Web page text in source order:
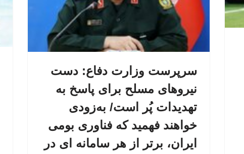
سرپرست وزارت دفاع: دست
نیروهای مسلح برای پاسخ به
تهدیدات پُر است/ به‌زودی
خواهند فهمید که فناوری بومی
ایران، برتر از هر سامانه ای در